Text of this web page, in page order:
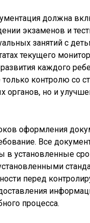
должна
экзаменов и
занятий с
текущего
каждого
только контролю со
органов, но и
оформления
Все
в установленные
перед
процесса.